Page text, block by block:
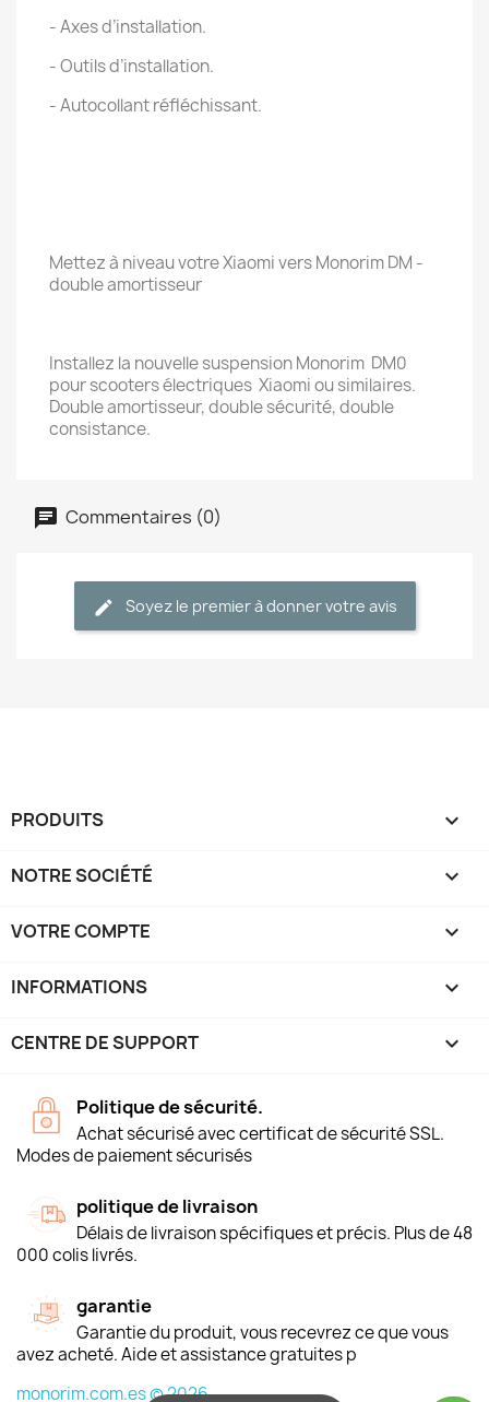
- Axes d’installation.
- Outils d’installation.
- Autocollant réfléchissant.
Mettez à niveau votre Xiaomi vers Monorim DM -
double amortisseur
Installez la nouvelle suspension Monorim DM0
pour scooters électriques Xiaomi ou similaires.
Double amortisseur, double sécurité, double
consistance.
Commentaires (0)
Soyez le premier à donner votre avis
PRODUITS 
NOTRE SOCIÉTÉ 
VOTRE COMPTE 
INFORMATIONS keyboard_arrow_down
CENTRE DE SUPPORT 
Politique de sécurité.
Achat sécurisé avec certificat de sécurité SSL.
Modes de paiement sécurisés
politique de livraison
Délais de livraison spécifiques et précis. Plus de 48
000 colis livrés.
garantie
Garantie du produit, vous recevrez ce que vous
avez acheté. Aide et assistance gratuites p
monorim.com.es © 2026